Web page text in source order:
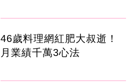
46歲料理網紅肥大叔逝！
月業績千萬3心法